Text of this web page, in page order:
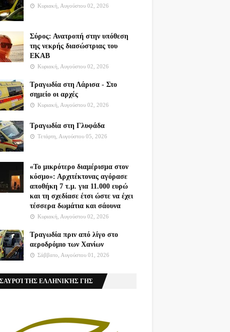
Κυριακή, Αυγούστου 02, 2026
Σύρος: Ανατροπή στην υπόθεση
της νεκρής διασώστριας του
ΕΚΑΒ
Κυριακή, Αυγούστου 02, 2026
Τραγωδία στη Λάρισα - Στο
σημείο οι αρχές
Κυριακή, Αυγούστου 02, 2026
Τραγωδία στη Γλυφάδα
Τετάρτη, Αυγούστου 05, 2026
«Το μικρότερο διαμέρισμα στον
κόσμο»: Αρχιτέκτονας αγόρασε
αποθήκη 7 τ.μ. για 11.000 ευρώ
και τη σχεδίασε έτσι ώστε να έχει
τέσσερα δωμάτια και σάουνα
Κυριακή, Αυγούστου 02, 2026
Τραγωδία πριν από λίγο στο
αεροδρόμιο των Χανίων
Σάββατο, Αυγούστου 01, 2026
ΤΗΣ ΕΛΛΗΝΙΚΉΣ ΓΗΣ